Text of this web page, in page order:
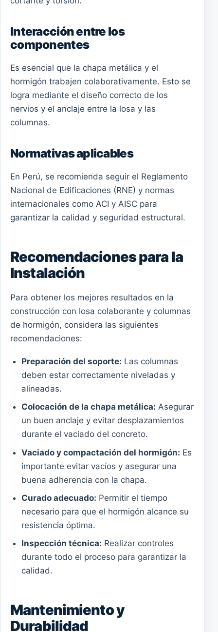
Interacción entre los
componentes
Es esencial que la chapa metálica y el
hormigón trabajen colaborativamente. Esto se
logra mediante el diseño correcto de los
nervios y el anclaje entre la losa y las
columnas.
Normativas aplicables
En Perú, se recomienda seguir el Reglamento
Nacional de Edificaciones (RNE) y normas
internacionales como ACI y AISC para
garantizar la calidad y seguridad estructural.
Recomendaciones para la
Instalación
Para obtener los mejores resultados en la
construcción con losa colaborante y columnas
de hormigón, considera las siguientes
recomendaciones:
Preparación del soporte: Las columnas
deben estar correctamente niveladas y
alineadas.
Colocación de la chapa metálica: Asegurar
un buen anclaje y evitar desplazamientos
durante el vaciado del concreto.
Vaciado y compactación del hormigón: Es
importante evitar vacíos y asegurar una
buena adherencia con la chapa.
Curado adecuado: Permitir el tiempo
necesario para que el hormigón alcance su
resistencia óptima.
Inspección técnica: Realizar controles
durante todo el proceso para garantizar la
calidad.
Mantenimiento y
Durabilidad